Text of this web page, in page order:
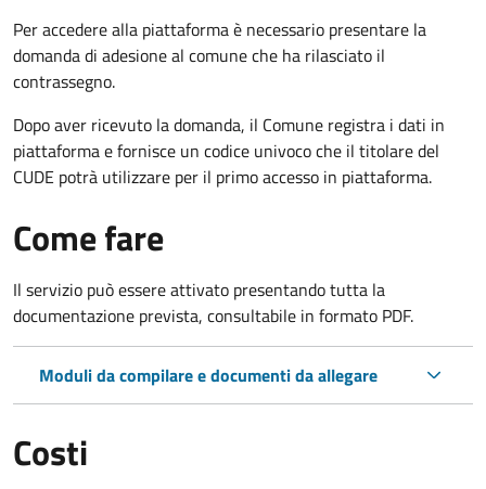
Per accedere alla piattaforma è necessario presentare la
domanda di adesione al comune che ha rilasciato il
contrassegno.
Dopo aver ricevuto la domanda, il Comune registra i dati in
piattaforma e fornisce un codice univoco che il titolare del
CUDE potrà utilizzare per il primo accesso in piattaforma.
Come fare
Il servizio può essere attivato presentando tutta la
documentazione prevista, consultabile in formato PDF.
Moduli da compilare e documenti da allegare
Costi